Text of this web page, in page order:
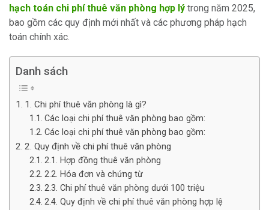
hạch toán chi phí thuê văn phòng hợp lý trong năm 2025,
bao gồm các quy định mới nhất và các phương pháp hạch
toán chính xác.
Danh sách
1. Chi phí thuê văn phòng là gì?
Các loại chi phí thuê văn phòng bao gồm:
Các loại chi phí thuê văn phòng bao gồm:
2. Quy định về chi phí thuê văn phòng
2.1. Hợp đồng thuê văn phòng
2.2. Hóa đơn và chứng từ
2.3. Chi phí thuê văn phòng dưới 100 triệu
2.4. Quy định về chi phí thuê văn phòng hợp lệ